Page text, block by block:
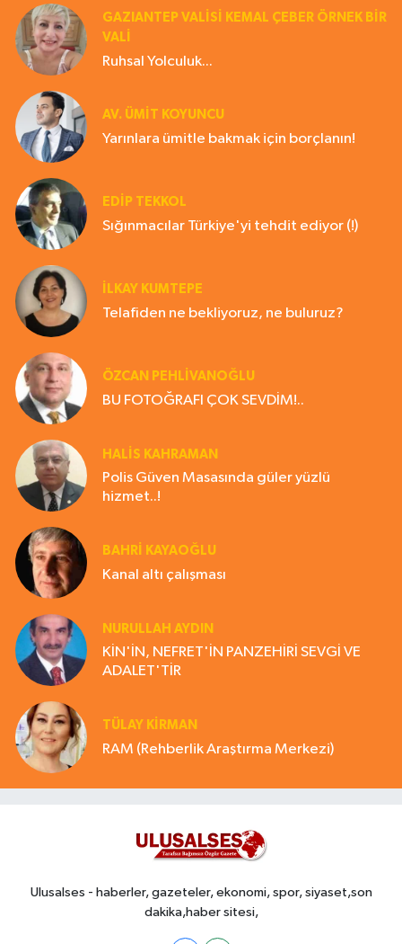
GAZIANTEP VALISI KEMAL ÇEBER ÖRNEK BİR
VALİ
Ruhsal Yolculuk...
AV. ÜMIT KOYUNCU
Yarınlara ümitle bakmak için borçlanın!
EDIP TEKKOL
Sığınmacılar Türkiye'yi tehdit ediyor (!)
İLKAY KUMTEPE
Telafiden ne bekliyoruz, ne buluruz?
ÖZCAN PEHLİVANOĞLU
BU FOTOĞRAFI ÇOK SEVDİM!..
HALIS KAHRAMAN
Polis Güven Masasında güler yüzlü
hizmet..!
BAHRI KAYAOĞLU
Kanal altı çalışması
NURULLAH AYDIN
KİN'İN, NEFRET'İN PANZEHİRİ SEVGİ VE
ADALET'TİR
TÜLAY KİRMAN
RAM (Rehberlik Araştırma Merkezi)
Ulusalses - haberler, gazeteler, ekonomi, spor, siyaset,son
dakika,haber sitesi,